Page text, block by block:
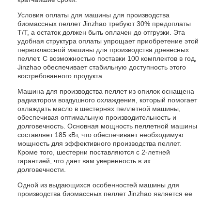
Условия оплаты для машины для производства
биомассных пеллет Jinzhao требуют 30% предоплаты
T/T, а остаток должен быть оплачен до отгрузки. Эта
удобная структура оплаты упрощает приобретение этой
первоклассной машины для производства древесных
пеллет. С возможностью поставки 100 комплектов в год,
Jinzhao обеспечивает стабильную доступность этого
востребованного продукта.
Машина для производства пеллет из опилок оснащена
радиатором воздушного охлаждения, который помогает
охлаждать масло в шестернях пеллетной машины,
обеспечивая оптимальную производительность и
долговечность. Основная мощность пеллетной машины
составляет 185 кВт, что обеспечивает необходимую
мощность для эффективного производства пеллет.
Кроме того, шестерни поставляются с 2-летней
гарантией, что дает вам уверенность в их
долговечности.
Одной из выдающихся особенностей машины для
производства биомассных пеллет Jinzhao является ее